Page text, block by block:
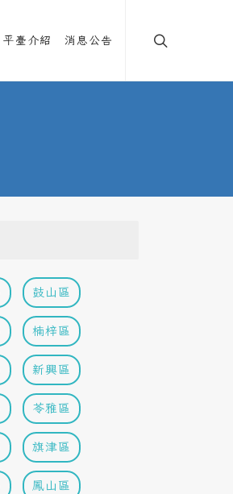
平臺介紹 消息公告
鼓山區
楠梓區
新興區
苓雅區
旗津區
鳳山區